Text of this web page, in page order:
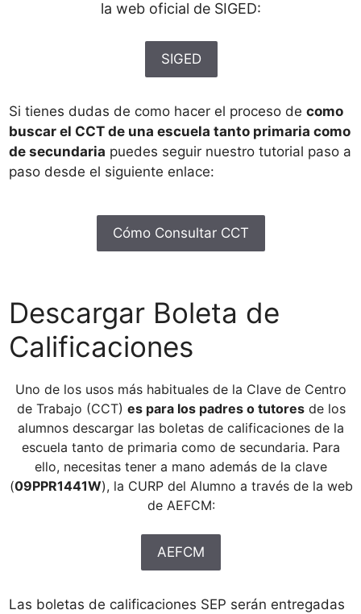
la web oficial de SIGED:
SIGED
Si tienes dudas de como hacer el proceso de como
buscar el CCT de una escuela tanto primaria como
de secundaria puedes seguir nuestro tutorial paso a
paso desde el siguiente enlace:
Cómo Consultar CCT
Descargar Boleta de
Calificaciones
Uno de los usos más habituales de la Clave de Centro
de Trabajo (CCT) es para los padres o tutoresde los
alumnos descargar las boletas de calificaciones de la
escuela tanto de primaria como de secundaria. Para
ello, necesitas tener a mano además de la clave
(09PPR1441W), la CURP del Alumno a través de la web
de AEFCM:
AEFCM
Las boletas de calificaciones SEP serán entregadas